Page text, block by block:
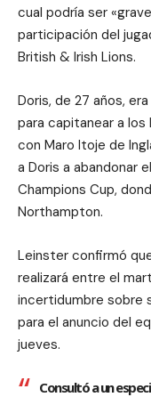
cual podría ser
participación del
British & Irish Lions.
Doris, de 27 años,
para capitanear a los
con Maro Itoje de
a Doris a abandonar
Champions Cup,
Northampton.
Leinster confirmó
realizará entre el
incertidumbre sobre
para el anuncio del
jueves.
Consultó a un